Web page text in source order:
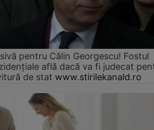
pentru Călin Georgescu! Fostul
află dacă va fi judecat
de stat www.stirilekanald.ro